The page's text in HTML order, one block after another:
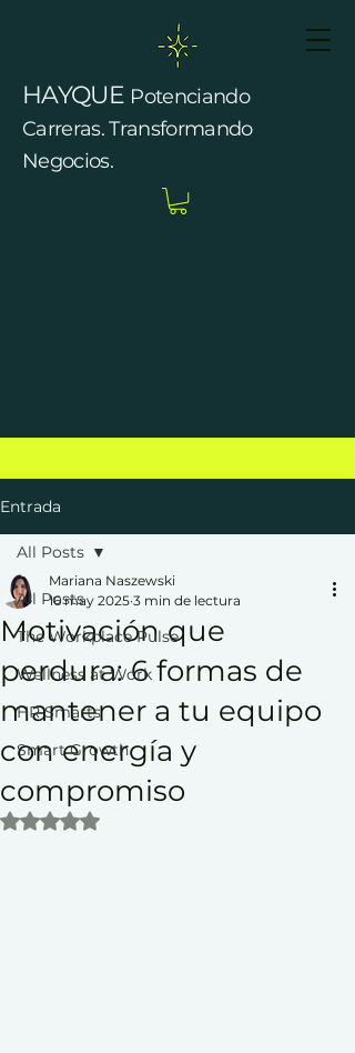
HAYQUE Potenciando
Carreras. Transformando
Negocios.
Entrada
All Posts
The Workplace Pulse
Wellness at Work
HR Smarts
Smart Growth
All Posts
Motivación que
perdura: 6 formas de
mantener a tu equipo
con energía y
compromiso
Mariana Naszewski
16 may 2025 3 min de lectura
Obtuvo NaN de 5 estrellas.